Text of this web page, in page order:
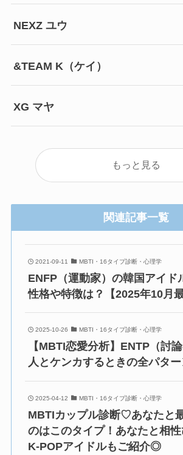
NEXZ ユウ
&TEAM K（ケイ）
XG マヤ
もっと見る
関連記事一覧
2021-09-11 MBTI・16タイプ診断・心理学
ENFP（運動家）の韓国アイド
性格や特徴は？【2025年10月最
2025-10-26 MBTI・16タイプ診断・心理学
【MBTI恋愛分析】ENTP（討
人とケンカするときの全パタ
2025-04-12 MBTI・16タイプ診断・心理学
MBTIカップル診断♡あなたと
のはこのタイプ！あなたと相
K-POPアイドルもご紹介◎